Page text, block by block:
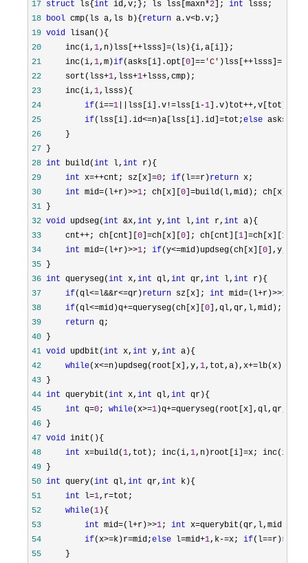
17 struct ls{ int id,v;}; ls lss[maxn*2 ]; int
18 bool cmp(ls a,ls b){ return a.v<
19 void
20
     inc(i,
1,n)lss[++lsss]=
21
     inc(i,
1,m)if(asks[i].opt[ 0 ]== 'C '
22
     sort(lss+
1,lss+1+
23
     inc(i,
1
24
if(i==1 ||lss[i].v!=lss[i-1 ].v)tot++,v[tot]=
25
if(lss[i].id<=n)a[lss[i].id]=tot;else
26
27
28 int build(int l, int
29
int x=++cnt; sz[x]=0; if(l==r)return
30
int mid=(l+r)>>1; ch[x][ 0 ]=build(l,mid); ch[x][
31
32 void updseg(int &x, int y, int l, int r, int
33
     cnt++; ch[cnt][
0 ]=ch[x][ 0 ]; ch[cnt][ 1 ]=ch[x][ 1
34
int mid=(l+r)>>1; if(y<=mid)updseg(ch[x][ 0
35
36 int queryseg(int x, int ql, int qr, int l, int
37
if(ql<=l&&r<=qr)return sz[x]; int mid=(l+r)>>1
38
if(ql<=mid)q+=queryseg(ch[x][ 0 ],ql,qr,l,mid);
39
return
40
41 void updbit(int x, int y, int
42
while(x<=n)updseg(root[x],y, 1,tot,a),x+=
43
44 int querybit(int x, int ql, int
45
int q=0; while(x>=1 )q+=queryseg(root[x],ql,qr,
46
47 void
48
int x=build(1,tot); inc(i, 1,n)root[i]=x; inc(i,
49
50 int query(int ql, int qr, int
51
int l=1,r=
52
while(1
53
int mid=(l+r)>>1; int x=querybit(qr,l,mid)-
54
if(x>=k)r=mid;else l=mid+1,k-=x; if(l==r)
55